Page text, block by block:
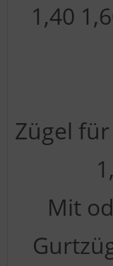
1,40
Zügel
Mit